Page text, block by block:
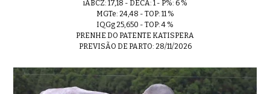
iABCZ: 17,18 - DECA: 1 - P%: 6 %
MGTe: 24,48 - TOP: 11 %
IQGg 25,650 - TOP: 4 %
PRENHE DO PATENTE KATISPERA
PREVISÃO DE PARTO: 28/11/2026